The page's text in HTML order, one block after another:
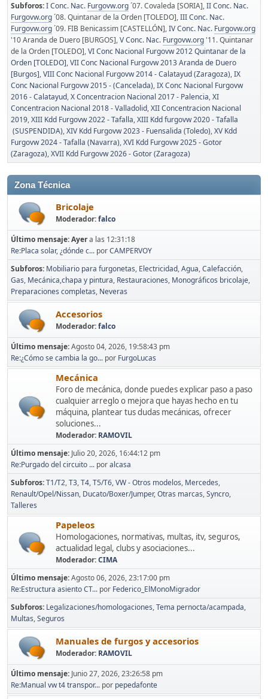
Subforos I Conc. Nac. Furgovw.org´07. Covaleda [SORIA] II Conc. Nac.
Furgovw.org´08. Quintanar de la Orden [TOLEDO] III Conc. Nac.
Furgovw.org´09. FIB Benicassim [CASTELLÓN] IV Conc. Nac. Furgovw.org
'10 Aranda de Duero [BURGOS] V Conc. Nac. Furgovw.org'11. Quintanar
de la Orden [TOLEDO] VI Conc Nacional Furgovw 2012 Quintanar de la
Orden [TOLEDO] VII Conc Nacional Furgovw 2013 Aranda de Duero
[Burgos] VIII Conc Nacional Furgovw 2014 - Calatayud (Zaragoza) IX
Conc Nacional Furgovw 2015 - (Cancelada) IX Conc Nacional Furgovw
2016 - Calatayud X Concentracion Nacional 2017 - Palencia XI
Concentracion Nacional 2018 - Valladolid XII Concentracion Nacional
2019 XIII Kdd Furgovw 2022 - Tafalla XIII Kdd furgovw 2020 - Tafalla
(SUSPENDIDA) XIV Kdd Furgovw 2023 - Fuensalida (Toledo) XV Kdd
Furgovw 2024 - Tafalla (Navarra) XVI Kdd Furgovw 2025 - Gotor
(Zaragoza) XVII Kdd Furgovw 2026 - Gotor (Zaragoza)
Zona Técnica
Bricolaje
Moderador:falco
Último mensaje:Ayera las 12:31:18
Re:Placa solar, ¿dónde c... porCAMPERVOY
Subforos Mobiliario para furgonetas Electricidad Agua Calefacción
Gas Mecánica,chapa y pintura Restauraciones Monográficos bricolaje
Preparaciones completas Neveras
Accesorios
Moderador:falco
Último mensaje:Agosto 04, 2026, 19:58:43 pm
Re:¿Cómo se cambia la go... por FurgoLucas
Mecánica
Foro de mecánica, donde puedes explicar paso a paso
cualquier arreglo o mejora que hayas hecho en tu
máquina, plantear tus dudas mecánicas, ofrecer
soluciones...
Moderador: RAMOVIL
Último mensaje: Julio 20, 2026, 16:44:12 pm
Re:Purgado del circuito ... poralcasa
Subforos T1/T2 T3 T4 T5/T6 VW - Otros modelos Mercedes
Renault/Opel/Nissan Ducato/Boxer/Jumper Otras marcas Syncro
Talleres
Papeleos
Homologaciones, normativas, multas, itv, seguros,
actualidad legal, clubs y asociaciones...
Moderador:CIMA
Último mensaje:Agosto 06, 2026, 23:17:00 pm
Re:Estructura asiento CT... por Federico_ElMonoMigrador
Subforos Legalizaciones/homologaciones Tema pernocta/acampada
Multas Seguros
Manuales de furgos y accesorios
Moderador: RAMOVIL
Último mensaje: Junio 27, 2026, 23:26:58 pm
Re:Manual vw t4 transpor... por pepedafonte